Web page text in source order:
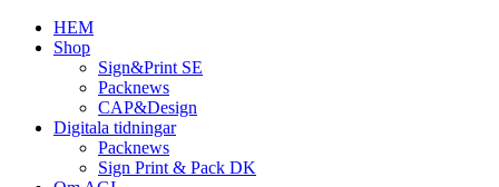
HEM
Shop
Sign&Print SE
Packnews
CAP&Design
Digitala tidningar
Packnews
Sign Print & Pack DK